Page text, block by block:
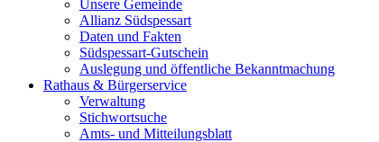
Unsere Gemeinde
Allianz Südspessart
Daten und Fakten
Südspessart-Gutschein
Auslegung und öffentliche Bekanntmachung
Rathaus & Bürgerservice
Verwaltung
Stichwortsuche
Amts- und Mitteilungsblatt